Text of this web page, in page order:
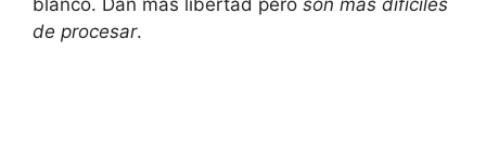
de procesar.